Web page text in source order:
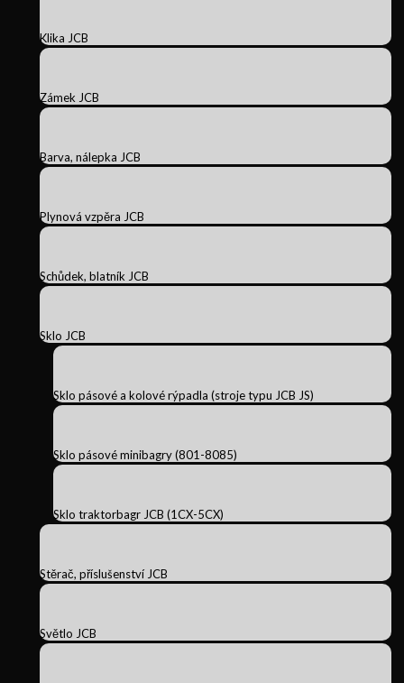
Klika JCB
Zámek JCB
Barva, nálepka JCB
Plynová vzpěra JCB
Schůdek, blatník JCB
Sklo JCB
Sklo pásové a kolové rýpadla (stroje typu JCB JS)
Sklo pásové minibagry (801-8085)
Sklo traktorbagr JCB (1CX-5CX)
Stěrač, příslušenství JCB
Světlo JCB